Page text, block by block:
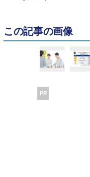
この記事の画像
PR